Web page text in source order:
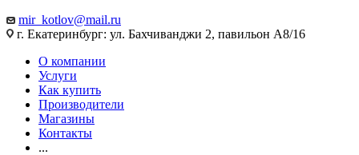
mir_kotlov@mail.ru
г. Екатеринбург: ул. Бахчиванджи 2, павильон А8/16
О компании
Услуги
Как купить
Производители
Магазины
Контакты
...